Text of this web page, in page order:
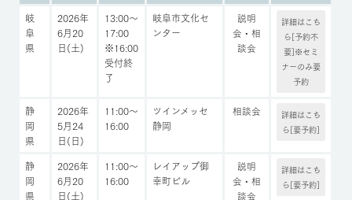
岐
阜
県
2026年
6月20
日(土)
13:00～
17:00
※16:00
受付終
了
岐阜市文化セ
ンター
説明
会・相
談会
詳細はこち
ら[予約不
要]※セミ
ナーのみ要
予約
静
岡
県
2026年
5月24
日(日)
11:00～
16:00
ツインメッセ
静岡
相談会
詳細はこち
ら[要予約]
静
岡
県
2026年
6月20
日(土)
11:00～
16:00
レイアップ御
幸町ビル
説明
会・相
談会
詳細はこち
ら[要予約]